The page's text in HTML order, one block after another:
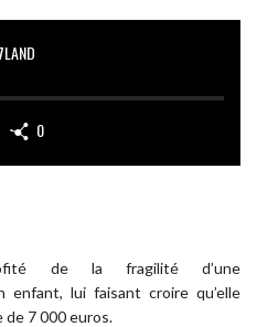
0
de la fragilité d’une
enfant, lui faisant croire qu’elle
7 000 euros.